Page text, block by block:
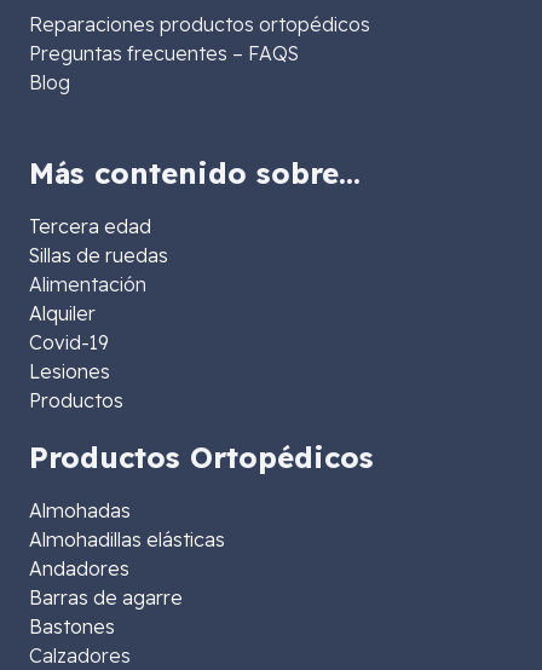
Reparaciones productos ortopédicos
Preguntas frecuentes – FAQS
Blog
Más contenido sobre…
Tercera edad
Sillas de ruedas
Alimentación
Alquiler
Covid-19
Lesiones
Productos
Productos Ortopédicos
Almohadas
Almohadillas elásticas
Andadores
Barras de agarre
Bastones
Calzadores